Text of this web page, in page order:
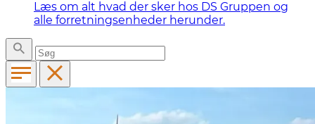
Læs om alt hvad der sker hos DS Gruppen og
alle forretningsenheder herunder.